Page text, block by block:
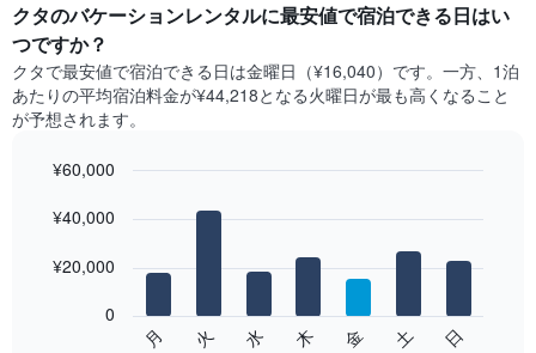
クタ​の​バケーションレンタルに最安値で宿泊できる日はい
つですか？
クタ​で最安値で宿泊できる日は金曜日​（¥16,040）です。一方、1泊
あたりの平均宿泊料金が¥44,218となる火曜日​が最も高くなること
が予想されます。
chart
bars.
graphic.
月 火 水 木 金 土 日
0
¥20,000
¥40,000
¥60,000